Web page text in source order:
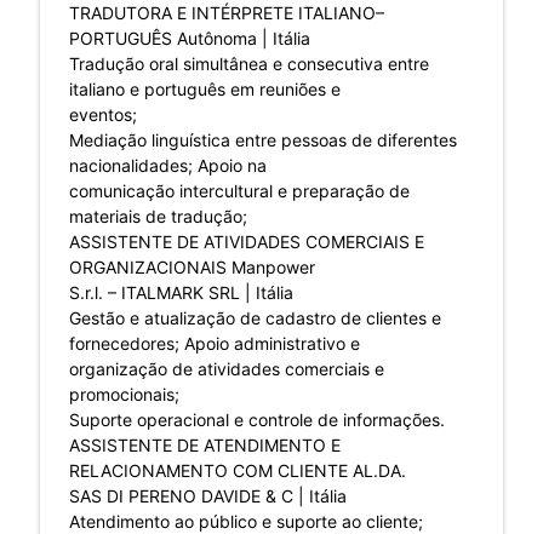
TRADUTORA E INTÉRPRETE ITALIANO–
PORTUGUÊS Autônoma | Itália
Tradução oral simultânea e consecutiva entre
italiano e português em reuniões e
eventos;
Mediação linguística entre pessoas de diferentes
nacionalidades; Apoio na
comunicação intercultural e preparação de
materiais de tradução;
ASSISTENTE DE ATIVIDADES COMERCIAIS E
ORGANIZACIONAIS Manpower
S.r.l. – ITALMARK SRL | Itália
Gestão e atualização de cadastro de clientes e
fornecedores; Apoio administrativo e
organização de atividades comerciais e
promocionais;
Suporte operacional e controle de informações.
ASSISTENTE DE ATENDIMENTO E
RELACIONAMENTO COM CLIENTE AL.DA.
SAS DI PERENO DAVIDE & C | Itália
Atendimento ao público e suporte ao cliente;